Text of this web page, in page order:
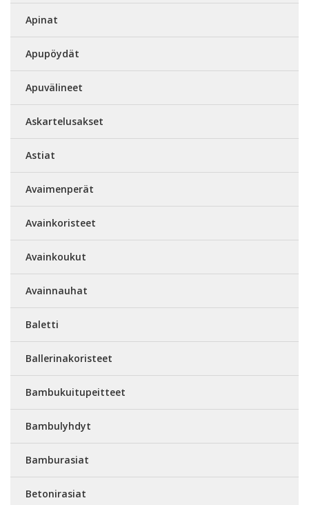
Apinat
Apupöydät
Apuvälineet
Askartelusakset
Astiat
Avaimenperät
Avainkoristeet
Avainkoukut
Avainnauhat
Baletti
Ballerinakoristeet
Bambukuitupeitteet
Bambulyhdyt
Bamburasiat
Betonirasiat